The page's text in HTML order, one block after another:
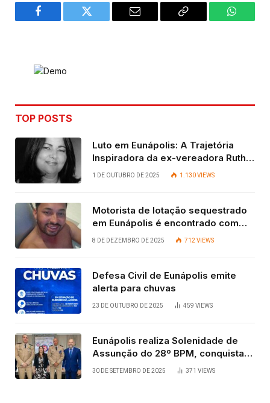
Facebook Twitter Email
Copy
TOP POSTS
Luto em Eunápolis: A Trajetória
Inspiradora da ex-vereadora Ruth
Contadora
1 DE OUTUBRO DE 2025 1.130VIEWS
Motorista de lotação sequestrado
em Eunápolis é encontrado com
vida após quatro dias.
8 DE DEZEMBRO DE 2025 712 VIEWS
Defesa Civil de Eunápolis emite
alerta para chuvas
23 DE OUTUBRO DE 2025 459 VIEWS
Eunápolis realiza Solenidade de
Assunção do 28º BPM, conquista
viabilizada por articulação política
30 DE SETEMBRO DE 2025 371 VIEWS